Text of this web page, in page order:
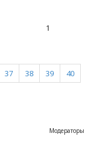
1
37 38 39
40
Модераторы